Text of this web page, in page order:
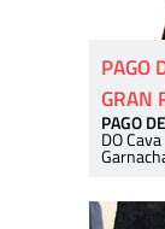
PAGO
GRAN
PAGO
DO Cava